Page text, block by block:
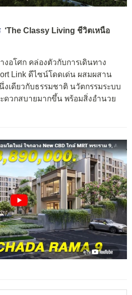
‘The Classy Living ชีวิตเหนือ
งอโศก คล่องตัวกับการเดินทาง
Link ดีไซน์โดดเด่น ผสมผสาน
เดียวกับธรรมชาติ นวัตกรรมระบบ
ดวกสบายมากขึ้น พร้อมสิ่งอำนวย